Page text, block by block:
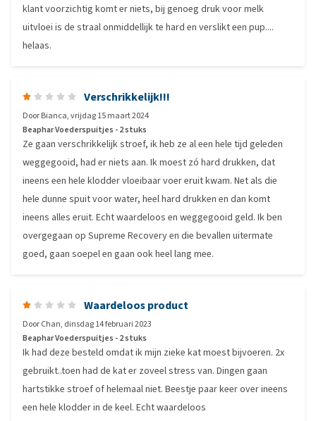
klant voorzichtig komt er niets, bij genoeg druk voor melk
uitvloei is de straal onmiddellijk te hard en verslikt een pup....
helaas.
Verschrikkelijk!!!
DoorBianca,vrijdag 15 maart 2024
Beaphar Voederspuitjes - 2 stuks
Ze gaan verschrikkelijk stroef, ik heb ze al een hele tijd geleden
weggegooid, had er niets aan. Ik moest zó hard drukken, dat
ineens een hele klodder vloeibaar voer eruit kwam. Net als die
hele dunne spuit voor water, heel hard drukken en dan komt
ineens alles eruit. Echt waardeloos en weggegooid geld. Ik ben
overgegaan op Supreme Recovery en die bevallen uitermate
goed, gaan soepel en gaan ook heel lang mee.
Waardeloos product
DoorChan, dinsdag 14 februari 2023
Beaphar Voederspuitjes - 2 stuks
Ik had deze besteld omdat ik mijn zieke kat moest bijvoeren. 2x
gebruikt..toen had de kat er zoveel stress van. Dingen gaan
hartstikke stroef of helemaal niet. Beestje paar keer over ineens
een hele klodder in de keel. Echt waardeloos